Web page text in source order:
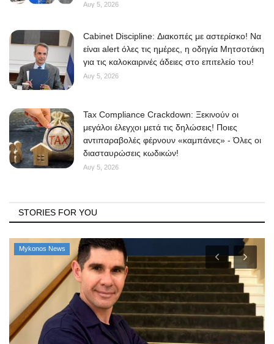
Αυγ 5, 2026
Cabinet Discipline: Διακοπές με αστερίσκο! Να
είναι alert όλες τις ημέρες, η οδηγία Μητσοτάκη
για τις καλοκαιρινές άδειες στο επιτελείο του!
Αυγ 5, 2026
Tax Compliance Crackdown: Ξεκινούν οι
μεγάλοι έλεγχοι μετά τις δηλώσεις! Ποιες
αντιπαραβολές φέρνουν «καμπάνες» - Όλες οι
διασταυρώσεις κωδικών!
Αυγ 5, 2026
STORIES FOR YOU
Mykonos News